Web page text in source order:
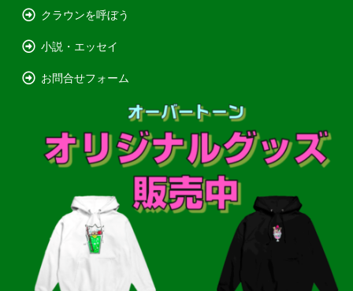
クラウンを呼ぼう
小説・エッセイ
お問合せフォーム